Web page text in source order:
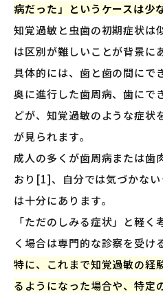
病だった」というケースは少
知覚過敏と虫歯の初期症状は
は区別が難しいことが背景に
具体的には、歯と歯の間にで
奥に進行した歯周病、歯にで
どが、知覚過敏のような症状
が見られます。
成人の多くが歯周病または歯
おり[1]、自分では気づかな
は十分にあります。
「ただのしみる症状」と軽
く場合は専門的な診察を受け
特に、これまで知覚過敏の経
るようになった場合や、特定